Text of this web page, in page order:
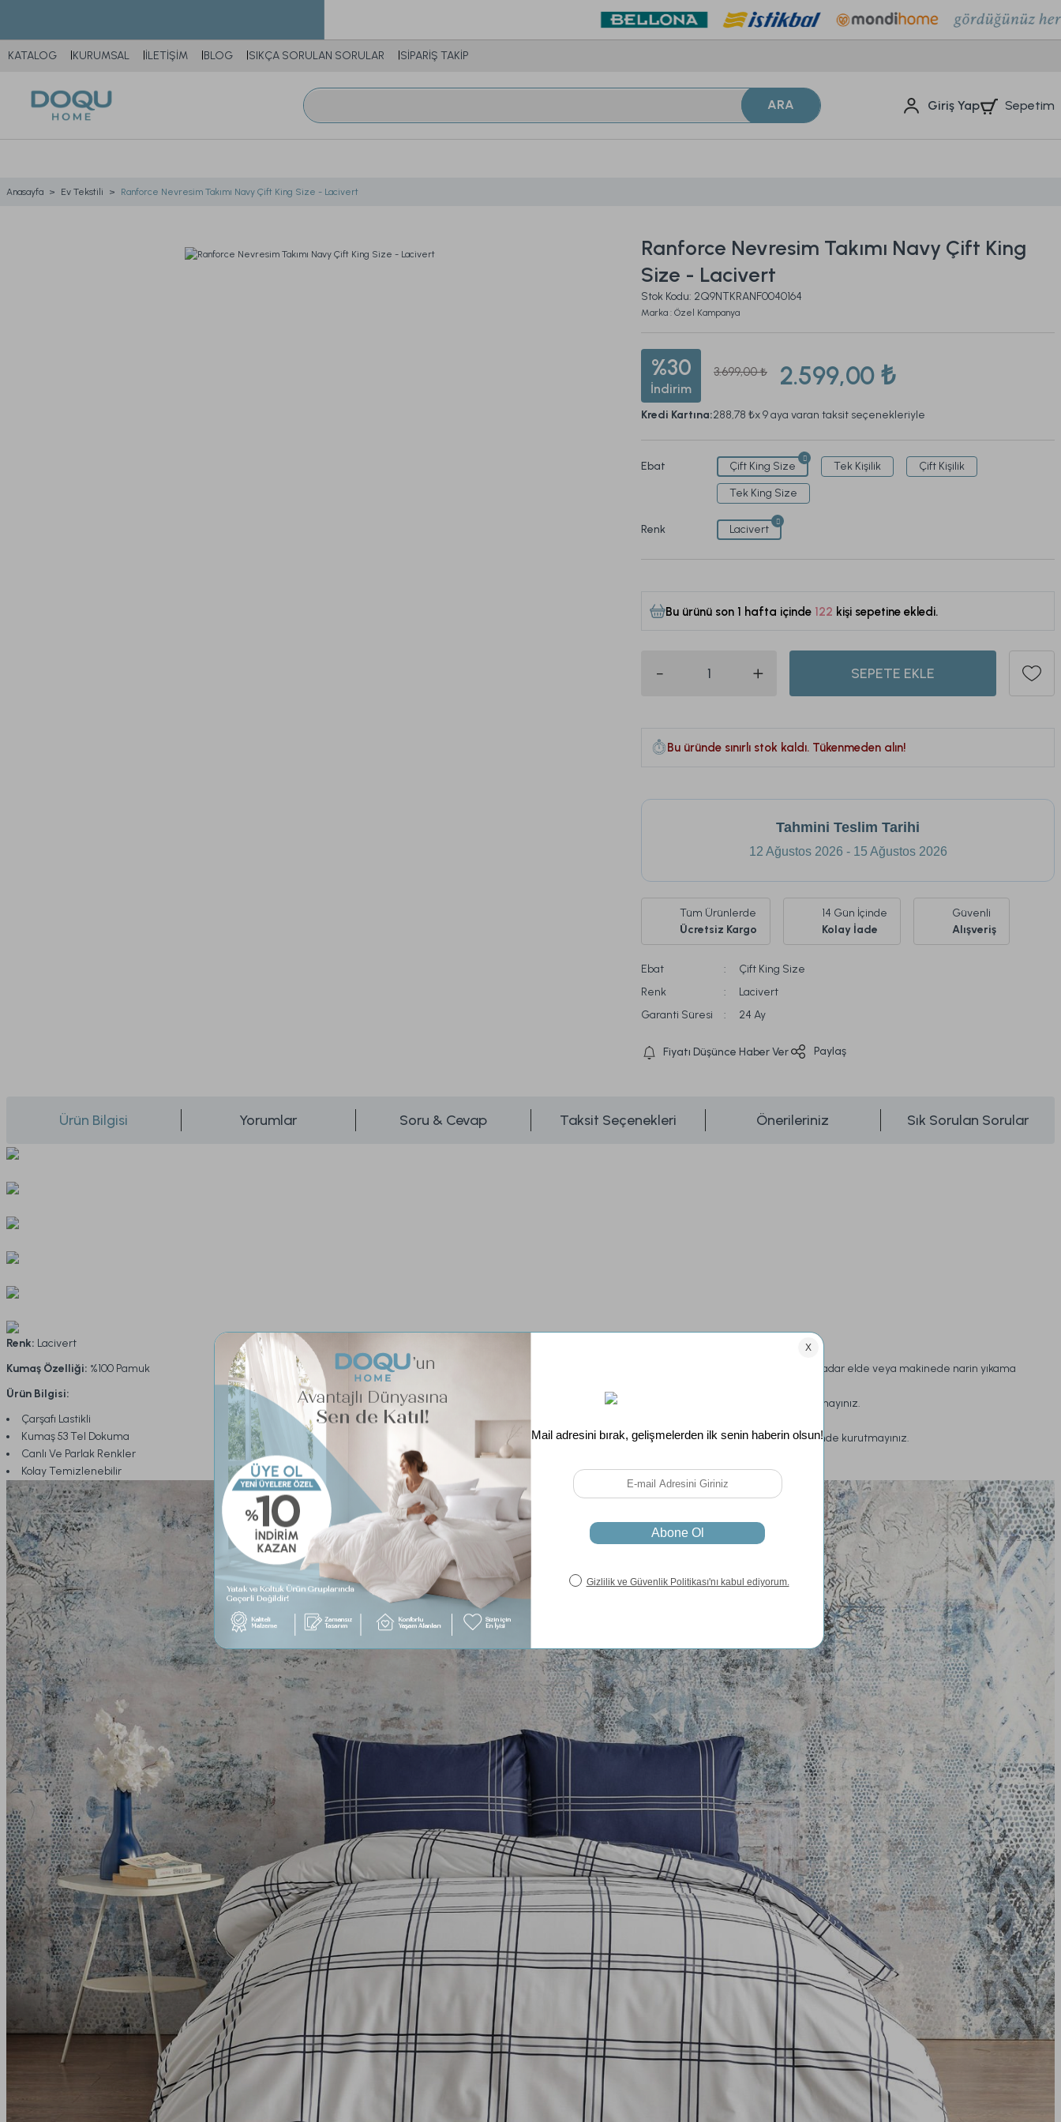
KATALOG KURUMSAL İLETİŞİM BLOG SIKÇA SORULAN SORULAR SİPARİŞ TAKİP
ARA Giriş Yap Sepetim
Anasayfa Ev Tekstili Ranforce Nevresim Takımı Navy Çift King Size - Lacivert
Ranforce Nevresim Takımı Navy Çift King
Size - Lacivert
Stok Kodu: 2Q9NTKRANF0040164
Marka : Özel Kampanya
%30
İndirim
3.699,00 ₺ 2.599,00 ₺
Kredi Kartına:288,78 ₺x 9 aya varan taksit seçenekleriyle
Ebat Çift King Size Tek Kişilik
Çift Kişilik
Tek King Size
Renk Lacivert
492
Bu ürünü son 1 hafta içinde 122 kişi sepetine ekledi.
SEPETE EKLE
Bu üründe sınırlı stok kaldı. Tükenmeden alın!
Tahmini Teslim Tarihi
12 Ağustos 2026 - 15 Ağustos 2026
Tüm Ürünlerde
Ücretsiz Kargo
14 Gün İçinde
Kolay İade
Güvenli
Alışveriş
Ebat
Çift King Size
Renk
Lacivert
Garanti Süresi
24 Ay
Fiyatı Düşünce Haber Ver Paylaş
Ürün Bilgisi Yorumlar Soru & Cevap Taksit Seçenekleri Önerileriniz Sık Sorulan Sorular
Renk: Lacivert
Kumaş Özelliği: %100 Pamuk
Ürün Bilgisi:
Çarşafı Lastikli
Kumaş 53 Tel Dokuma
Canlı Ve Parlak Renkler
Kolay Temizlenebilir
Torba Nevresim 225 x 245 (1 Adet)
Fitted Çarşaf 180 x 200 + 40 (1 Adet)
Yastık Kılıfı 50 x 70 (2 Adet)
Uyumlu Yatak Ölçüleri:
180 x 200 cm
200 x 200 cm
30 derece sıcaklığa kadar elde veya makinede narin yıkama
Çamaşır suyu kullanmayınız.
Kurutma makinelerinde kurutmayınız.